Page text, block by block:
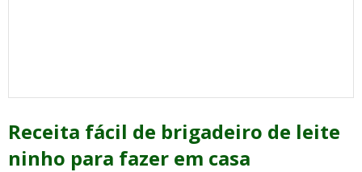
Receita fácil de brigadeiro de leite
ninho para fazer em casa